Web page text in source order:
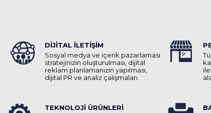
DİJİTAL İLETİŞİM
Sosyal medya ve içerik pazarlaması
stratejinizin oluşturulması, dijital
reklam planlamanızın yapılması,
dijital PR ve analiz çalışmaları.
TEKNOLOJİ ÜRÜNLERİ